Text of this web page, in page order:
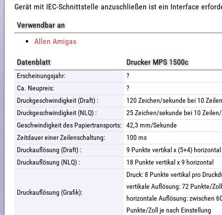
Gerät mit IEC-Schnittstelle anzuschließen ist ein Interface
Verwendbar an
Allen Amigas
Datenblatt Drucker MPS 1500c
Erscheinungsjahr:
?
Ca. Neupreis:
?
Druckgeschwindigkeit (Draft) :
120 Zeichen/sekunde bei 10
Druckgeschwindigkeit (NLQ) :
25 Zeichen/sekunde bei 10
Geschwindigkeit des Papiertransports: 42,3 mm/Sekunde
Zeitdauer einer Zeilenschaltung:
100 ms
Druckauflösung (Draft) :
9 Punkte vertikal x (5+4) horizontal
Druckauflösung (NLQ) :
18 Punkte vertikal x 9 horizontal
Druckauflösung (Grafik):
Druck: 8 Punkte vertikal pro
vertikale Auflösung: 72 Punkte/Zoll
horizontale Auflösung: zwischen
Punkte/Zoll je nach Einstellung